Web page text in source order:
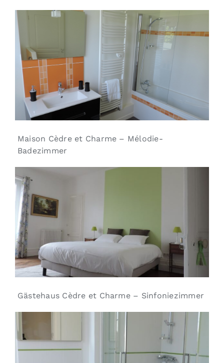
Maison Cèdre et Charme – Mélodie-
Badezimmer
Gästehaus Cèdre et Charme – Sinfoniezimmer